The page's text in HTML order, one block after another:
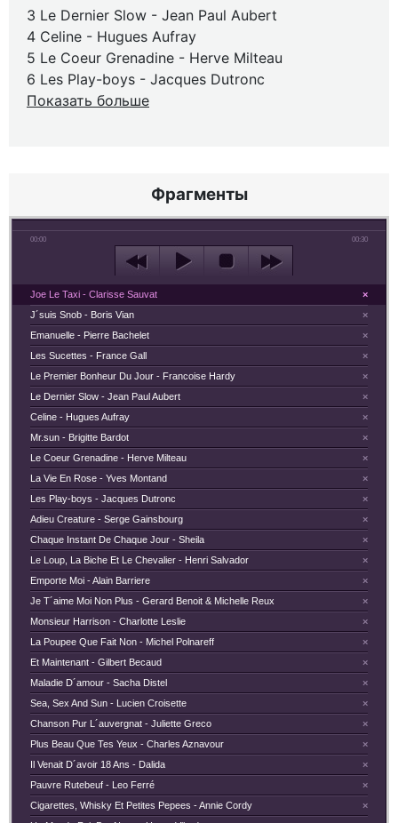
3 Le Dernier Slow - Jean Paul Aubert
4 Celine - Hugues Aufray
5 Le Coeur Grenadine - Herve Milteau
6 Les Play-boys - Jacques Dutronc
Показать больше
Фрагменты
00:00 00:30
×
Joe Le Taxi - Clarisse Sauvat
×
J´suis Snob - Boris Vian
×
Emanuelle - Pierre Bachelet
×
Les Sucettes - France Gall
×
Le Premier Bonheur Du Jour - Francoise Hardy
×
Le Dernier Slow - Jean Paul Aubert
×
Celine - Hugues Aufray
×
Mr.sun - Brigitte Bardot
×
Le Coeur Grenadine - Herve Milteau
×
La Vie En Rose - Yves Montand
×
Les Play-boys - Jacques Dutronc
×
Adieu Creature - Serge Gainsbourg
×
Chaque Instant De Chaque Jour - Sheila
×
Le Loup, La Biche Et Le Chevalier - Henri Salvador
×
Emporte Moi - Alain Barriere
×
Je T´aime Moi Non Plus - Gerard Benoit & Michelle Reux
×
Monsieur Harrison - Charlotte Leslie
×
La Poupee Que Fait Non - Michel Polnareff
×
Et Maintenant - Gilbert Becaud
×
Maladie D´amour - Sacha Distel
×
Sea, Sex And Sun - Lucien Croisette
×
Chanson Pur L´auvergnat - Juliette Greco
×
Plus Beau Que Tes Yeux - Charles Aznavour
×
Il Venait D´avoir 18 Ans - Dalida
×
Pauvre Rutebeuf - Leo Ferré
×
Cigarettes, Whisky Et Petites Pepees - Annie Cordy